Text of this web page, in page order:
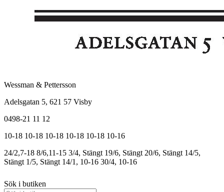
Wessman & Pettersson
Adelsgatan 5, 621 57 Visby
0498-21 11 12
10-18 10-18 10-18 10-18 10-18 10-16
24/2,7-18 8/6,11-15 3/4, Stängt 19/6, Stängt 20/6, Stängt 14/5,
Stängt 1/5, Stängt 14/1, 10-16 30/4, 10-16
Sök i butiken